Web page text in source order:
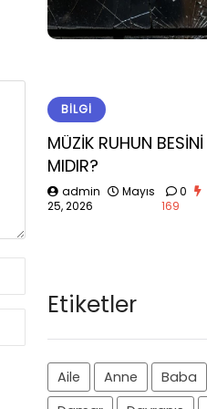
BILGI
MÜZİK RUHUN BESİNİ
MIDIR?
admin
Mayıs
25, 2026
0
169
Etiketler
Aile Anne Baba